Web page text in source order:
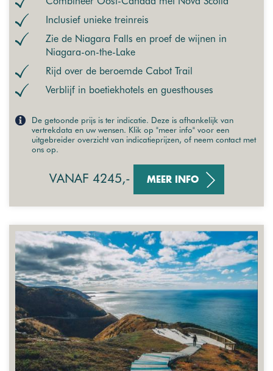
Inclusief unieke treinreis
Zie de Niagara Falls en proef de wijnen in
Niagara-on-the-Lake
Rijd over de beroemde Cabot Trail
Verblijf in boetiekhotels en guesthouses
De getoonde prijs is ter indicatie. Deze is afhankelijk van
vertrekdata en uw wensen. Klik op "meer info" voor een
uitgebreider overzicht van indicatieprijzen, of neem contact met
ons op.
VANAF 4245,- MEER INFO